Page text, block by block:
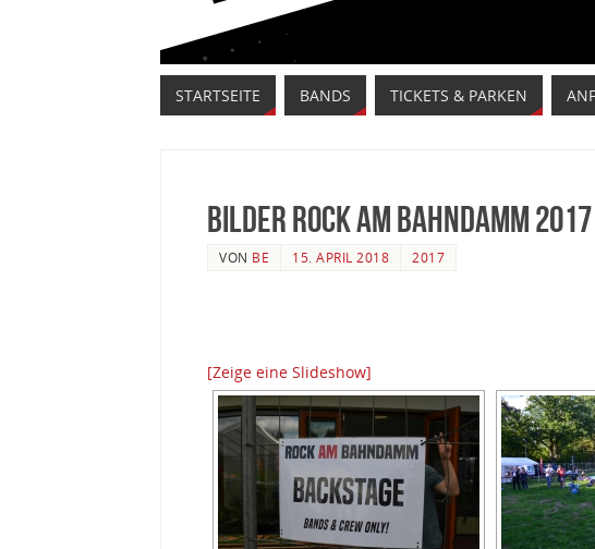
STARTSEITE BANDS TICKETS & PARKEN
Bilder Rock am Bahndamm 2017
VON BE 15. APRIL 2018 2017
[Zeige eine Slideshow]